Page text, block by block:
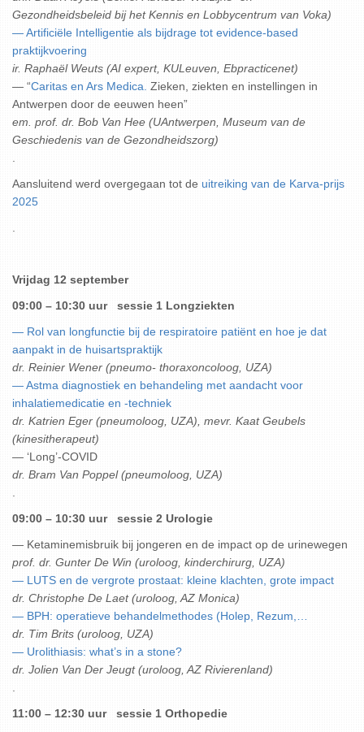
Gezondheidsbeleid bij het Kennis en Lobbycentrum van Voka)
— Artificiële Intelligentie als bijdrage tot evidence-based
praktijkvoering
ir. Raphaël Weuts (AI expert, KULeuven, Ebpracticenet)
— “Caritas en Ars Medica. Zieken, ziekten en instellingen in
Antwerpen door de eeuwen heen”
em. prof. dr. Bob Van Hee (UAntwerpen, Museum van de
Geschiedenis van de Gezondheidszorg)
Aansluitend werd overgegaan tot de uitreiking van de Karva-prijs
2025
Vrijdag 12 september
09:00 – 10:30 uur sessie 1 Longziekten
— Rol van longfunctie bij de respiratoire patiënt en hoe je dat
aanpakt in de huisartspraktijk
dr. Reinier Wener (pneumo- thoraxoncoloog, UZA)
— Astma diagnostiek en behandeling met aandacht voor
inhalatiemedicatie en -techniek
dr. Katrien Eger (pneumoloog, UZA), mevr. Kaat Geubels
(kinesitherapeut)
— ‘Long’-COVID
dr. Bram Van Poppel (pneumoloog, UZA)
09:00 – 10:30 uur sessie 2 Urologie
— Ketaminemisbruik bij jongeren en de impact op de urinewegen
prof. dr. Gunter De Win (uroloog, kinderchirurg, UZA)
— LUTS en de vergrote prostaat: kleine klachten, grote impact
dr. Christophe De Laet (uroloog, AZ Monica)
— BPH: operatieve behandelmethodes (Holep, Rezum,…
dr. Tim Brits (uroloog, UZA)
— Urolithiasis: what’s in a stone?
dr. Jolien Van Der Jeugt (uroloog, AZ Rivierenland)
11:00 – 12:30 uur sessie 1 Orthopedie